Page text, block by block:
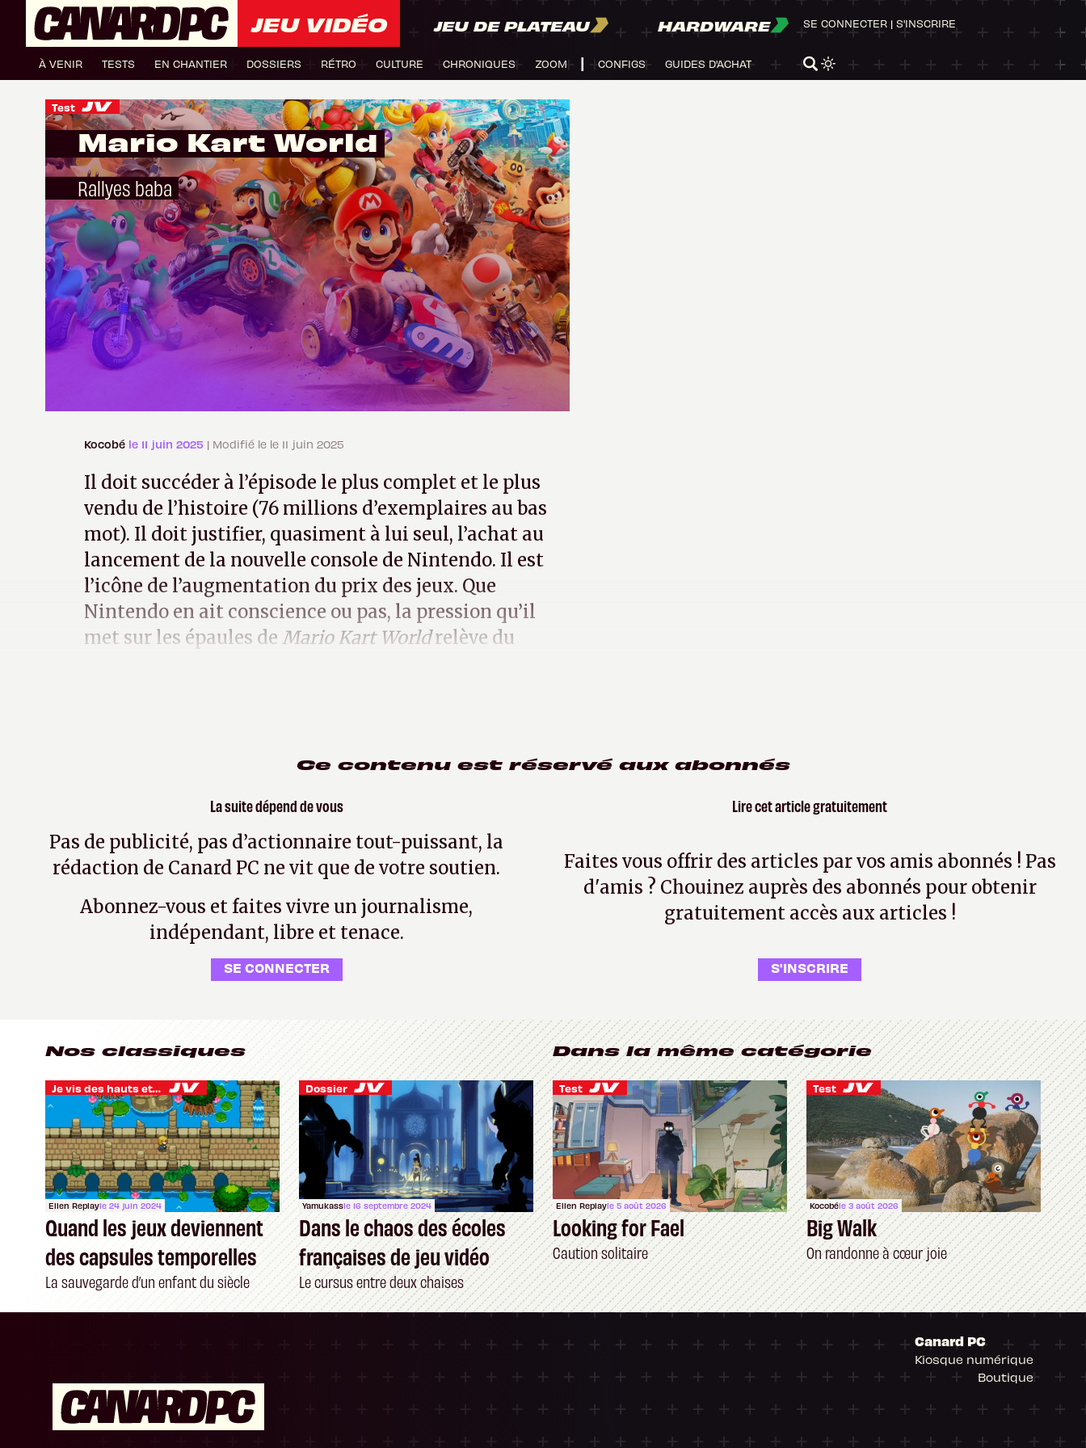
JEU VIDÉO JEU DE PLATEAU HARDWARE
À VENIR TESTS EN CHANTIER DOSSIERS RÉTRO CULTURE CHRONIQUES ZOOM CONFIGS GUIDES D'ACHAT
SE CONNECTER | S'INSCRIRE
Test
Mario Kart World
Rallyes baba
Kocobé le 11 juin 2025 | Modifié le le 11 juin 2025
Il doit succéder à l’épisode le plus complet et le plus
vendu de l’histoire (76 millions d’exemplaires au bas
mot). Il doit justifier, quasiment à lui seul, l’achat au
lancement de la nouvelle console de Nintendo. Il est
l’icône de l’augmentation du prix des jeux. Que
Nintendo en ait conscience ou pas, la pression qu’il
met sur les épaules de Mario Kart Worldrelève du
Ce contenu est réservé aux abonnés
La suite dépend de vous
Pas de publicité, pas d’actionnaire tout-puissant, la
rédaction de Canard PC ne vit que de votre soutien.
Abonnez-vous et faites vivre un journalisme,
indépendant, libre et tenace.
SE CONNECTER
Lire cet article gratuitement
Faites vous offrir des articles par vos amis abonnés ! Pas
d'amis ? Chouinez auprès des abonnés pour obtenir
gratuitement accès aux articles !
S'INSCRIRE
Nos classiques
Je vis des hauts et des bas
Ellen Replayle 24 juin 2024
Quand les jeux deviennent
des capsules temporelles
La sauvegarde d’un enfant du siècle
Dossier
Yamukassle 16 septembre 2024
Dans le chaos des écoles
françaises de jeu vidéo
Le cursus entre deux chaises
Dans la même catégorie
Test
Ellen Replayle 5 août 2026
Looking for Fael
Caution solitaire
Test
Kocobéle 3 août 2026
Big Walk
On randonne à cœur joie
Canard PC
Kiosque numérique
Boutique